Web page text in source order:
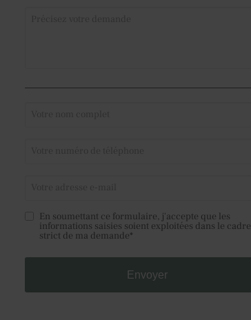
En soumettant ce formulaire, j'accepte que les
informations saisies soient exploitées dans le cadre
strict de ma demande*